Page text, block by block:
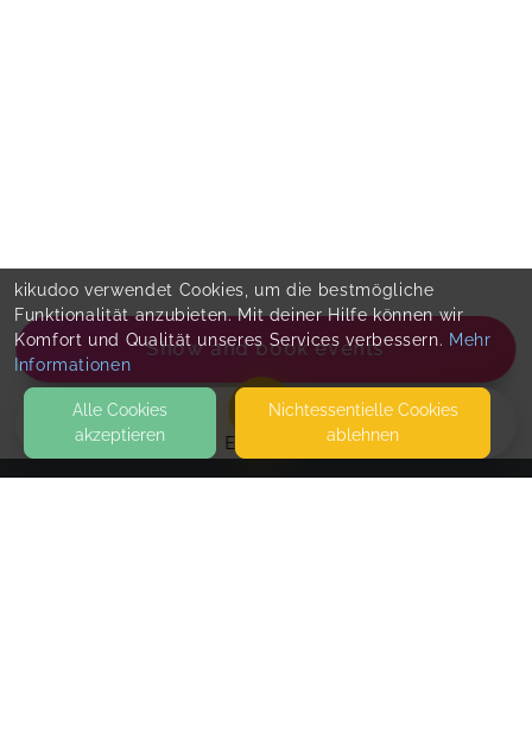
EVENTS
Show and book events
kikudoo verwendet Cookies, um die bestmögliche
Funktionalität anzubieten. Mit deiner Hilfe können wir
Komfort und Qualität unseres Services verbessern. Mehr
Informationen
Alle Cookies
akzeptieren
Nicht­essentielle Cookies
ablehnen